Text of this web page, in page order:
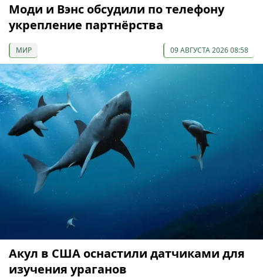
Моди и Вэнс обсудили по телефону
укрепление партнёрства
МИР 09 АВГУСТА 2026 08:58
Акул в США оснастили датчиками для
изучения ураганов